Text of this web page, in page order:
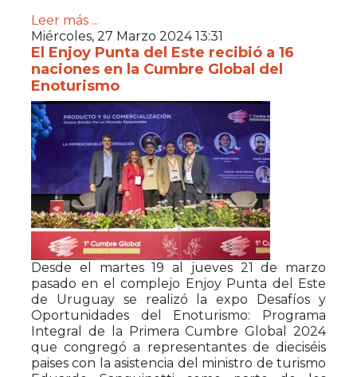
Leer más ...
Miércoles, 27 Marzo 2024 13:31
El Enjoy Punta del Este recibió a 16
naciones en la Cumbre Global del
Enoturismo
Desde el martes 19 al jueves 21 de marzo
pasado en el complejo Enjoy Punta del Este
de Uruguay se realizó la expo Desafíos y
Oportunidades del Enoturismo: Programa
Integral de la Primera Cumbre Global 2024
que congregó a representantes de dieciséis
paises con la asistencia del ministro de turismo